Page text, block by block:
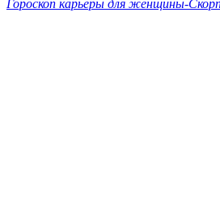
Гороскоп карьеры для женщины-